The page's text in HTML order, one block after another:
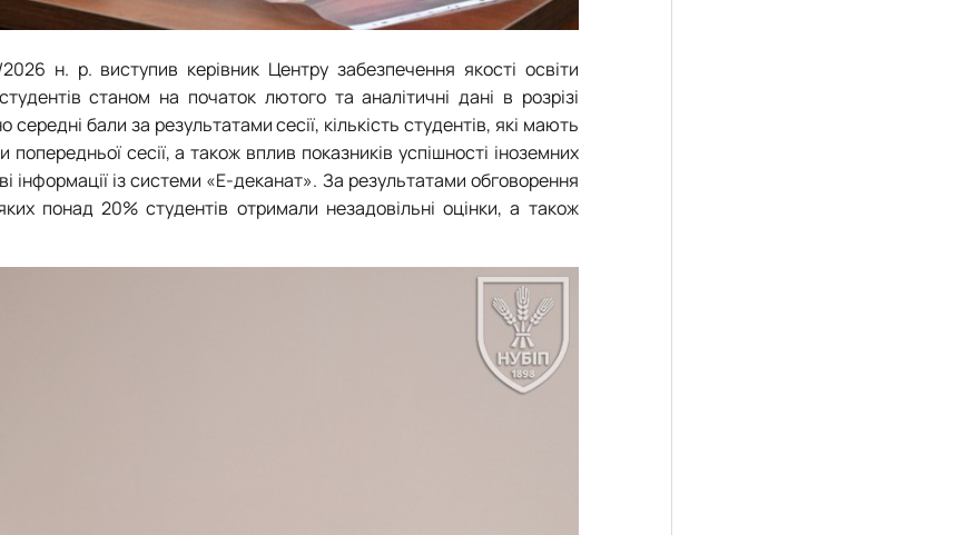
н. р. виступив керівник Центру забезпечення якості освіти
станом на початок лютого та аналітичні дані в розрізі
бали за результатами сесії, кількість студентів, які мають
сесії, а також вплив показників успішності іноземних
інформації із системи «Е-деканат». За результатами обговорення
понад 20% студентів отримали незадовільні оцінки, а також